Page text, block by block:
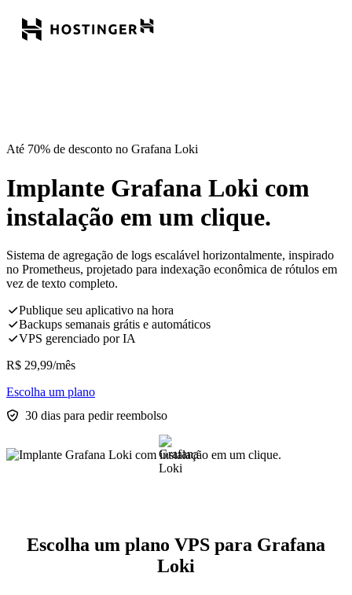
Até 70% de desconto no Grafana Loki
Implante Grafana Loki com
instalação em um clique.
Sistema de agregação de logs escalável horizontalmente, inspirado
no Prometheus, projetado para indexação econômica de rótulos em
vez de texto completo.
Publique seu aplicativo na hora
Backups semanais grátis e automáticos
VPS gerenciado por IA
R$ 29,99/mês
Escolha um plano
30 dias para pedir reembolso
Escolha um plano VPS para Grafana
Loki